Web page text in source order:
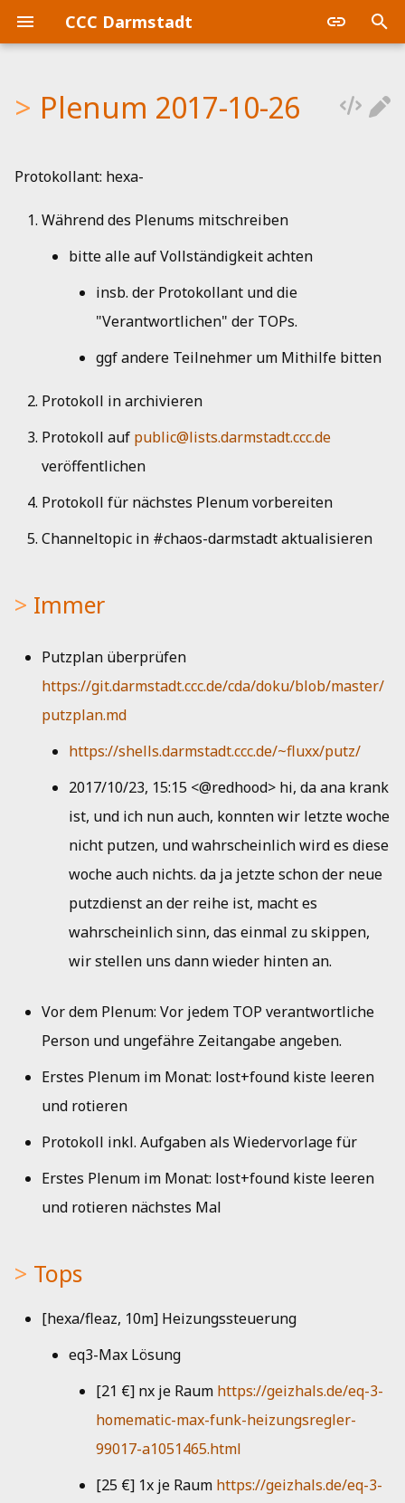
CCC Darmstadt
s
Hausordnung
Verbrauchsgüter
Wipe & Defrag
Veranstaltungen &
Queere Lounge
Vereinsfreitag
CTF / WizardsOfDos
Snacks und Getränke
Audio / Video / Beamer
Drucker / Scanner /
LED-Beleuchtung
Strassenbahnanzeige
Werkstatt
Lasercutter Preflight
Nähmaschine
Werkstattbudget
Werkstattrechner
Kueche
Küchenbudget
Doku
Klingel & Schloss
GitLab
Home Automation
Homepage
Musik
Netzwerk
Single Sign-On
Strom
Immer
Tops
Aktivitätenbericht 2026
Aktivitätenbericht 2025
Aktivitätenbericht 2024
Aktivitätenbericht 2023
Aktivitätenbericht 2022
Jahresbericht 2019
Aktivitätenbericht 2018
Aktivitätenbericht 2015
Aktivitätenbericht 2014
Jahresbericht 2013
Jahresbericht 2012
Jahresbericht 2011
Jahresbericht 2009
Plenum 2017-10-26
Protokollant: hexa-
Während des Plenums mitschreiben
bitte alle auf Vollständigkeit achten
insb. der Protokollant und die
"Verantwortlichen" der TOPs.
ggf andere Teilnehmer um Mithilfe bitten
Protokoll inarchivieren
Protokoll auf public@lists.darmstadt.ccc.de
veröffentlichen
Protokoll für nächstes Plenum vorbereiten
Channeltopic in #chaos-darmstadt aktualisieren
Immer
Putzplan überprüfen
https://git.darmstadt.ccc.de/cda/doku/blob/master/
putzplan.md
https://shells.darmstadt.ccc.de/~fluxx/putz/
2017/10/23, 15:15 <@redhood> hi, da ana krank
ist, und ich nun auch, konnten wir letzte woche
nicht putzen, und wahrscheinlich wird es diese
woche auch nichts. da ja jetzte schon der neue
putzdienst an der reihe ist, macht es
wahrscheinlich sinn, das einmal zu skippen,
wir stellen uns dann wieder hinten an.
Vor dem Plenum: Vor jedem TOP verantwortliche
Person und ungefähre Zeitangabe angeben.
Erstes Plenum im Monat: lost+found kiste leeren
und rotieren
Protokoll inkl. Aufgaben als Wiedervorlage für
Erstes Plenum im Monat: lost+found kiste leeren
und rotieren nächstes Mal
Tops
[hexa/fleaz, 10m] Heizungssteuerung
eq3-Max Lösung
[21 €] nx je Raum https://geizhals.de/eq-3-
homematic-max-funk-heizungsregler-
99017-a1051465.html
[25 €] 1x je Raum https://geizhals.de/eq-3-